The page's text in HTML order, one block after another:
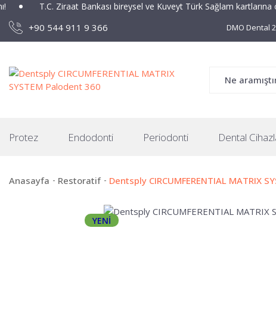
T.C. Ziraat Bankası bireysel ve Kuveyt Türk Sağlam kartlarına özel
+90 544 911 9 366 DMO Dental
Protez Endodonti Periodonti Dental
Anasayfa Restoratif Dentsply CIRCUMFERENTIAL MATRIX
YENİ